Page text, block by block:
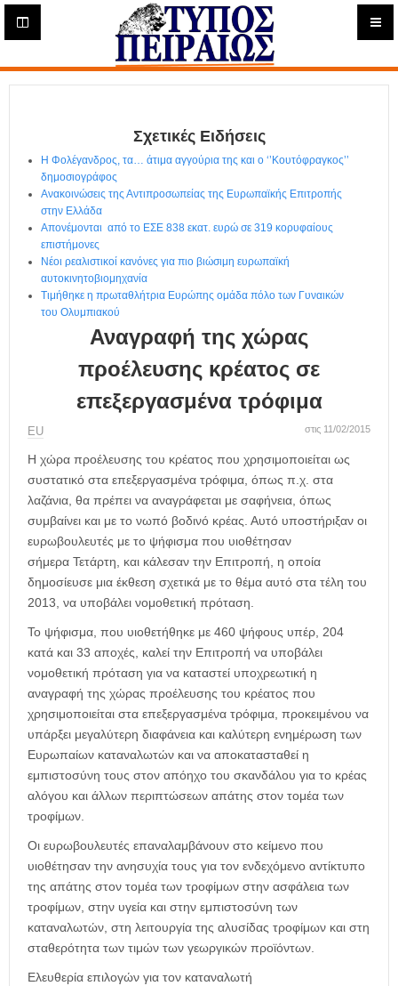
Η
ε
ρ
Σχετικές Ειδήσεις
Η Φολέγανδρος, τα… άτιμα αγγούρια της και ο ‘’Κουτόφραγκος’’
δημοσιογράφος
Ανακοινώσεις της Αντιπροσωπείας της Ευρωπαϊκής Επιτροπής
στην Ελλάδα
Απονέμονται από το ΕΣΕ 838 εκατ. ευρώ σε 319 κορυφαίους
επιστήμονες
Νέοι ρεαλιστικοί κανόνες για πιο βιώσιμη ευρωπαϊκή
αυτοκινητοβιομηχανία
Τιμήθηκε η πρωταθλήτρια Ευρώπης ομάδα πόλο των Γυναικών
του Ολυμπιακού
Αναγραφή της χώρας
προέλευσης κρέατος σε
επεξεργασμένα τρόφιμα
ΕU στις 11/02/2015
Η χώρα προέλευσης του κρέατος που χρησιμοποιείται ως
συστατικό στα επεξεργασμένα τρόφιμα, όπως π.χ. στα
λαζάνια, θα πρέπει να αναγράφεται με σαφήνεια, όπως
συμβαίνει και με το νωπό βοδινό κρέας. Αυτό υποστήριξαν οι
ευρωβουλευτές με το ψήφισμα που υιοθέτησαν
σήμερα Τετάρτη, και κάλεσαν την Επιτροπή, η οποία
δημοσίευσε μια έκθεση σχετικά με το θέμα αυτό στα τέλη του
2013, να υποβάλει νομοθετική πρόταση.
Το ψήφισμα, που υιοθετήθηκε με 460 ψήφους υπέρ, 204
κατά και 33 αποχές, καλεί την Επιτροπή να υποβάλει
νομοθετική πρόταση για να καταστεί υποχρεωτική η
αναγραφή της χώρας προέλευσης του κρέατος που
χρησιμοποιείται στα επεξεργασμένα τρόφιμα, προκειμένου να
υπάρξει μεγαλύτερη διαφάνεια και καλύτερη ενημέρωση των
Ευρωπαίων καταναλωτών και να αποκατασταθεί η
εμπιστοσύνη τους στον απόηχο του σκανδάλου για το κρέας
αλόγου και άλλων περιπτώσεων απάτης στον τομέα των
τροφίμων.
Οι ευρωβουλευτές επαναλαμβάνουν στο κείμενο που
υιοθέτησαν την ανησυχία τους για τον ενδεχόμενο αντίκτυπο
της απάτης στον τομέα των τροφίμων στην ασφάλεια των
τροφίμων, στην υγεία και στην εμπιστοσύνη των
καταναλωτών, στη λειτουργία της αλυσίδας τροφίμων και στη
σταθερότητα των τιμών των γεωργικών προϊόντων.
Ελευθερία επιλογών για τον καταναλωτή